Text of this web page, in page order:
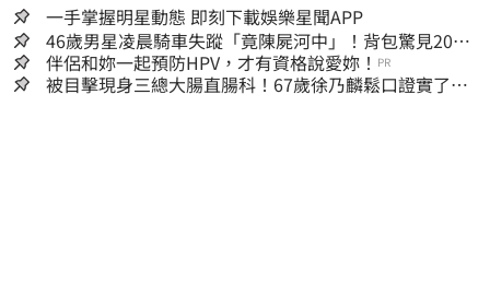
一手掌握明星動態 即刻下載娛樂星聞APP
46歲男星凌晨騎車失蹤「竟陳屍河中」！背包驚見20kg
水泥塊 死因成謎
伴侶和妳一起預防HPV，才有資格說愛妳！ PR
被目擊現身三總大腸直腸科！67歲徐乃麟鬆口證實了